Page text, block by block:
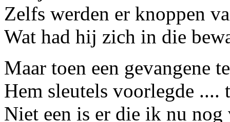
Zelfs werden er knoppen
Wat had hij zich in die
Maar toen een gevangene
Hem sleutels voorlegde ....
Niet een is er die ik nu